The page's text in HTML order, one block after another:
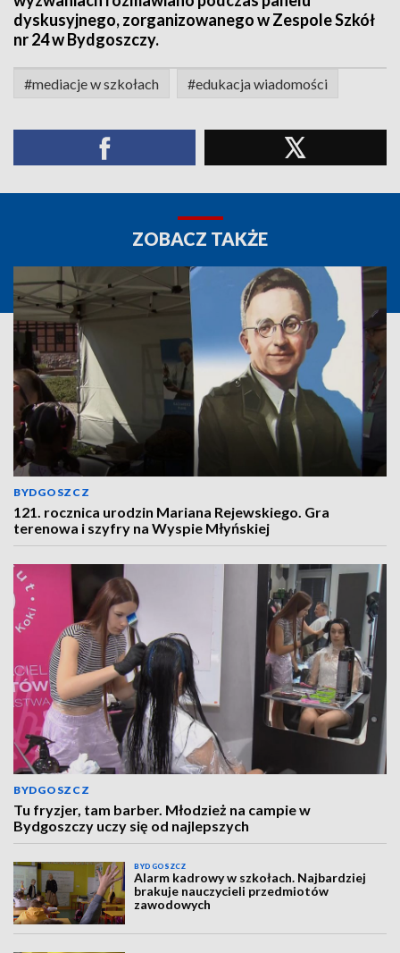
dyskusyjnego, zorganizowanego w Zespole Szkół
nr 24 w Bydgoszczy.
#mediacje w szkołach #edukacja wiadomości
ZOBACZ TAKŻE
BYDGOSZCZ
121. rocznica urodzin Mariana Rejewskiego. Gra
terenowa i szyfry na Wyspie Młyńskiej
BYDGOSZCZ
Tu fryzjer, tam barber. Młodzież na campie w
Bydgoszczy uczy się od najlepszych
BYDGOSZCZ
Alarm kadrowy w szkołach. Najbardziej
brakuje nauczycieli przedmiotów
zawodowych